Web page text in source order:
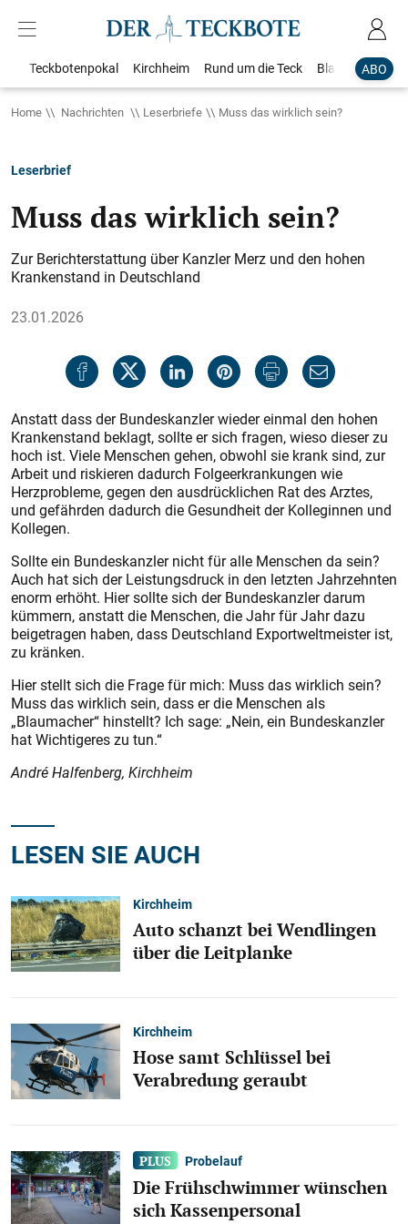
ABO
Teckbotenpokal Kirchheim Rund um die Teck Blaulicht
Home Nachrichten Leserbriefe Muss das wirklich sein?
Leserbrief
Muss das wirklich sein?
Zur Berichterstattung über Kanzler Merz und den hohen
Krankenstand in Deutschland
23.01.2026
Anstatt dass der Bundeskanzler wieder einmal den hohen
Krankenstand beklagt, sollte er sich fragen, wieso dieser zu
hoch ist. Viele Menschen gehen, obwohl sie krank sind, zur
Arbeit und riskieren dadurch Folgeerkrankungen wie
Herzprobleme, gegen den ausdrücklichen Rat des Arztes,
und gefährden dadurch die Gesundheit der Kolleginnen und
Kollegen.
Sollte ein Bundeskanzler nicht für alle Menschen da sein?
Auch hat sich der Leistungsdruck in den letzten Jahrzehnten
enorm erhöht. Hier sollte sich der Bundeskanzler darum
kümmern, anstatt die Menschen, die Jahr für Jahr dazu
beigetragen haben, dass Deutschland Exportweltmeister ist,
zu kränken.
Hier stellt sich die Frage für mich: Muss das wirklich sein?
Muss das wirklich sein, dass er die Menschen als
„Blaumacher“ hinstellt? Ich sage: „Nein, ein Bundeskanzler
hat Wichtigeres zu tun.“
André Halfenberg, Kirchheim
LESEN SIE AUCH
Kirchheim
Auto schanzt bei Wendlingen
über die Leitplanke
Kirchheim
Hose samt Schlüssel bei
Verabredung geraubt
Probelauf
Die Frühschwimmer wünschen
sich Kassenpersonal